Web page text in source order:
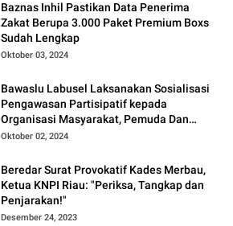
Baznas Inhil Pastikan Data Penerima
Zakat Berupa 3.000 Paket Premium Boxs
Sudah Lengkap
Oktober 03, 2024
Bawaslu Labusel Laksanakan Sosialisasi
Pengawasan Partisipatif kepada
Organisasi Masyarakat, Pemuda Dan
Agama Pada pilkada Serentak 2024
Oktober 02, 2024
Beredar Surat Provokatif Kades Merbau,
Ketua KNPI Riau: "Periksa, Tangkap dan
Penjarakan!"
Desember 24, 2023